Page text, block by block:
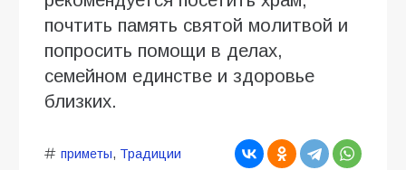
почтить память святой молитвой и
попросить помощи в делах,
семейном единстве и здоровье
близких.
приметы, Традиции